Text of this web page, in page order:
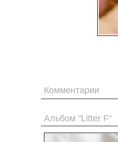
Комментарии
Альбом "Litter F"